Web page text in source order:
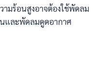
มร้อนสูงอาจต้องใช้พัดลม
และพัดลมดูดอากาศ